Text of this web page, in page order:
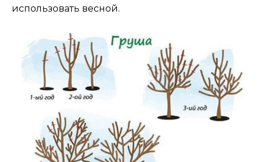
использовать весной.